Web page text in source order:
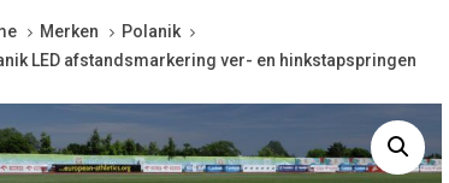
Merken
Polanik
LED afstandsmarkering ver- en hinkstapspringen